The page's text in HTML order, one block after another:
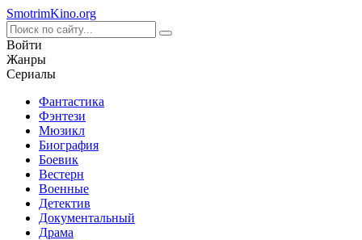
SmotrimKino.org
Войти
Жанры
Сериалы
Фантастика
Фэнтези
Мюзикл
Биография
Боевик
Вестерн
Военные
Детектив
Документальный
Драма